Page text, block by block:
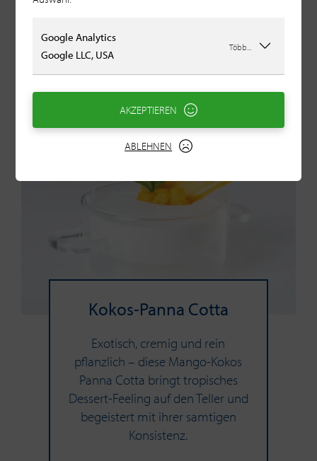
Kokos-Panna Cotta
Exotisch, cremig und rein
pflanzlich – diese Mango-Kokos
Panna Cotta bringt tropisches
Dessert-Feeling auf den Teller und
begeistert mit ihrer samtigen
Konsistenz.
Google Analytics
Google LLC, USA
Több...
ABLEHNEN
AKZEPTIEREN